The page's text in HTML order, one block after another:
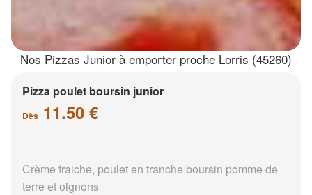
Nos Pizzas Junior à emporter proche Lorris (45260)
Pizza poulet boursin junior
Dès 11.50 €
Crème fraiche, poulet en tranche boursin pomme de
terre et oignons